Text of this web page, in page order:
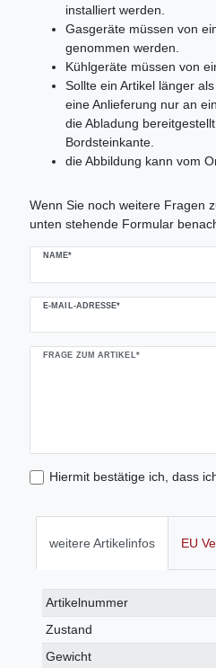
installiert werden.
Gasgeräte müssen von
genommen werden.
Kühlgeräte müssen von
Sollte ein Artikel länger
eine Anlieferung nur an
die Abladung
Bordsteinkante.
die Abbildung kann vom
Wenn Sie noch weitere Fragen
unten stehende Formular
NAME*
E-MAIL-ADRESSE*
FRAGE ZUM ARTIKEL*
Hiermit bestätige ich, dass
weitere Artikelinfos EU
Technisches
Merkmal
Wert
Artikelnummer
Zustand
Gewicht